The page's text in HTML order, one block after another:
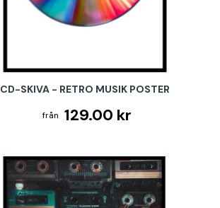
CD-SKIVA - RETRO MUSIK POSTER
129.00 kr